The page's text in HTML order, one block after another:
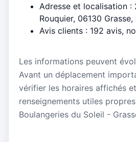
Adresse et localisation :
Rouquier, 06130 Grasse,
Avis clients : 192 avis,
Les informations peuvent
Avant un déplacement
vérifier les horaires affichés
renseignements utiles
Boulangeries du Soleil -